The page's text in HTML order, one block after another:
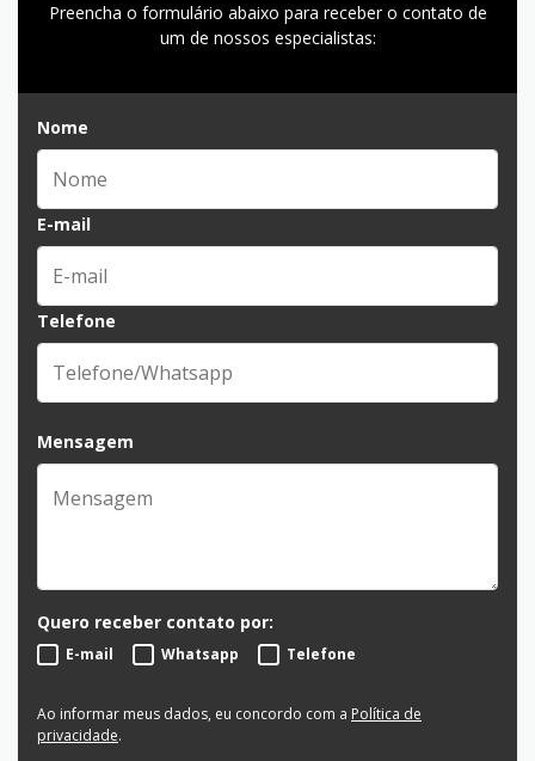
Preencha o formulário abaixo para receber o contato de
um de nossos especialistas:
Nome
E-mail
Telefone
Mensagem
Quero receber contato por:
E-mail Whatsapp Telefone
Ao informar meus dados, eu concordo com a Política de
privacidade.